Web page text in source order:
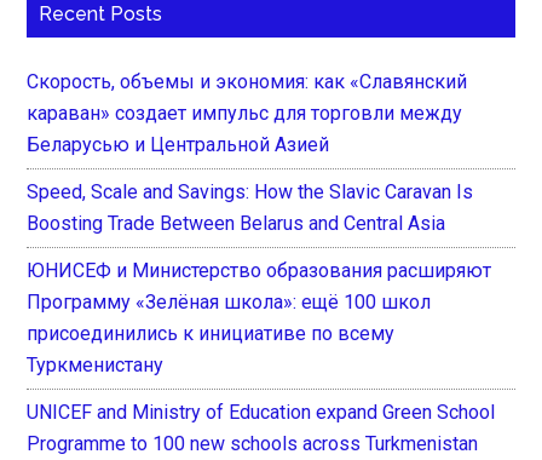
Recent Posts
Скорость, объемы и экономия: как «Славянский
караван» создает импульс для торговли между
Беларусью и Центральной Азией
Speed, Scale and Savings: How the Slavic Caravan Is
Boosting Trade Between Belarus and Central Asia
ЮНИСЕФ и Министерство образования расширяют
Программу «Зелёная школа»: ещё 100 школ
присоединились к инициативе по всему
Туркменистану
UNICEF and Ministry of Education expand Green School
Programme to 100 new schools across Turkmenistan